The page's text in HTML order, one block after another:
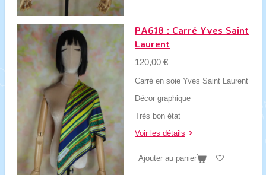
PA618 : Carré Yves Saint
Laurent
120,00 €
Carré en soie Yves Saint Laurent
Décor graphique
Très bon état
Voir les détails
Ajouter au panier